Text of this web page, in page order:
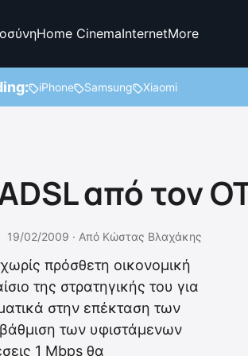
Home CinemaInternetMore
iPhone Samsung Xiaomi
από τον
19/02/2009 · Από Κώστας Βλαχάκης
πρόσθετη οικονομική
της στρατηγικής του για
στην επέκταση των
των υφιστάμενων
1 Mbps θα